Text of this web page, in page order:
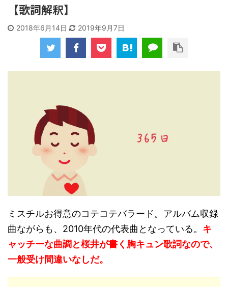
【歌詞解釈】
2018年6月14日 2019年9月7日
ミスチルお得意のコテコテバラード。アルバム収録
曲ながらも、2010年代の代表曲となっている。 キ
ャッチーな曲調と桜井が書く胸キュン歌詞なので、
一般受け間違いなしだ。